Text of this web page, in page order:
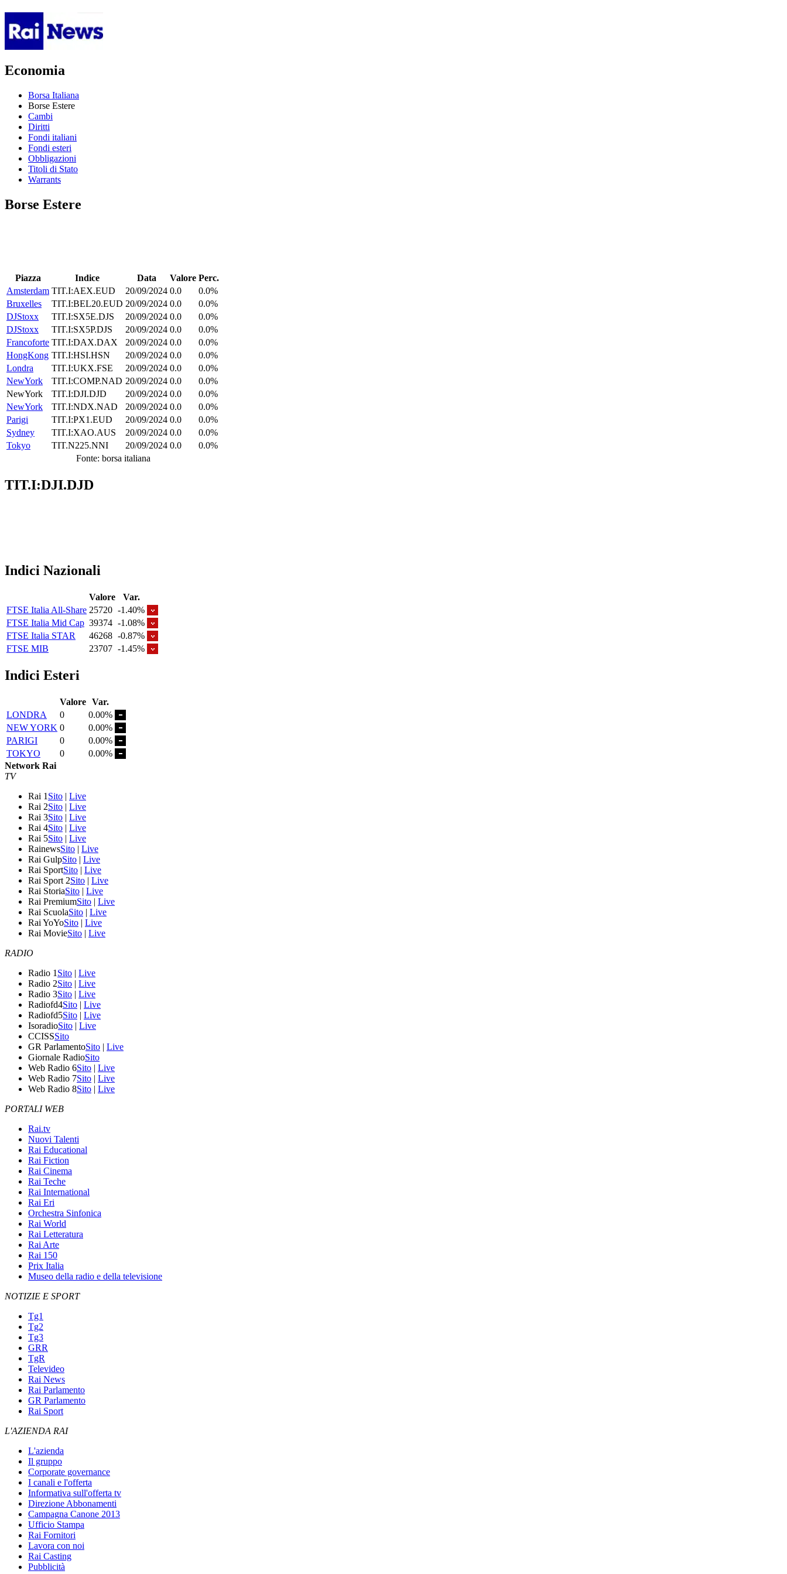
Economia
Borsa Italiana
Borse Estere
Cambi
Diritti
Fondi italiani
Fondi esteri
Obbligazioni
Titoli di Stato
Warrants
Borse Estere
Piazza Indice Data Valore Perc.
Amsterdam TIT.I:AEX.EUD 20/09/2024 0.0
0.0%
Bruxelles
TIT.I:BEL20.EUD 20/09/2024 0.0
0.0%
DJStoxx
TIT.I:SX5E.DJS 20/09/2024 0.0
0.0%
DJStoxx
TIT.I:SX5P.DJS 20/09/2024 0.0
0.0%
Francoforte TIT.I:DAX.DAX 20/09/2024 0.0
0.0%
HongKong TIT.I:HSI.HSN 20/09/2024 0.0
0.0%
Londra
TIT.I:UKX.FSE 20/09/2024 0.0
0.0%
NewYork
TIT.I:COMP.NAD 20/09/2024 0.0
0.0%
NewYork
TIT.I:DJI.DJD 20/09/2024 0.0
0.0%
NewYork
TIT.I:NDX.NAD 20/09/2024 0.0
0.0%
Parigi
TIT.I:PX1.EUD 20/09/2024 0.0
0.0%
Sydney
TIT.I:XAO.AUS 20/09/2024 0.0
0.0%
Tokyo
TIT.N225.NNI 20/09/2024 0.0
0.0%
Fonte: borsa italiana
TIT.I:DJI.DJD
Indici Nazionali
Valore
Var.
FTSE Italia All-Share 25720 -1.40%
FTSE Italia Mid Cap 39374 -1.08%
FTSE Italia STAR
46268 -0.87%
FTSE MIB
23707 -1.45%
Indici Esteri
Valore Var.
LONDRA
0
0.00%
NEW YORK 0
0.00%
PARIGI
0
0.00%
TOKYO
0
0.00%
Network Rai
TV
Rai 1 Sito | Live
Rai 2Sito | Live
Rai 3Sito | Live
Rai 4Sito | Live
Rai 5Sito | Live
RainewsSito | Live
Rai GulpSito | Live
Rai SportSito | Live
Rai Sport 2Sito | Live
Rai StoriaSito | Live
Rai PremiumSito | Live
Rai ScuolaSito | Live
Rai YoYoSito | Live
Rai MovieSito | Live
RADIO
Radio 1 Sito | Live
Radio 2Sito | Live
Radio 3Sito | Live
Radiofd4Sito | Live
Radiofd5Sito | Live
IsoradioSito | Live
CCISSSito
GR ParlamentoSito | Live
Giornale RadioSito
Web Radio 6Sito | Live
Web Radio 7Sito | Live
Web Radio 8Sito | Live
PORTALI WEB
Rai.tv
Nuovi Talenti
Rai Educational
Rai Fiction
Rai Cinema
Rai Teche
Rai International
Rai Eri
Orchestra Sinfonica
Rai World
Rai Letteratura
Rai Arte
Rai 150
Prix Italia
Museo della radio e della televisione
NOTIZIE E SPORT
Tg1
Tg2
Tg3
GRR
TgR
Televideo
Rai News
Rai Parlamento
GR Parlamento
Rai Sport
L'AZIENDA RAI
L'azienda
Il gruppo
Corporate governance
I canali e l'offerta
Informativa sull'offerta tv
Direzione Abbonamenti
Campagna Canone 2013
Ufficio Stampa
Rai Fornitori
Lavora con noi
Rai Casting
Pubblicità